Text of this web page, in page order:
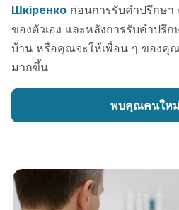
Шкіренко ก่อนการรับคำปรึกษ
ของตัวเอง และหลังการรับคำปรึ
บ้าน หรือคุณจะให้เพื่อน ๆ ของคุ
มากขึ้น
พบคุณคนให